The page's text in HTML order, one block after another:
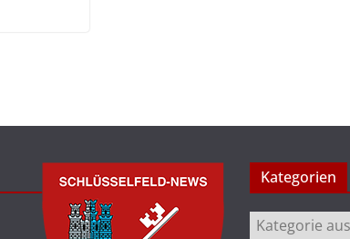
Kategorien
Kategorien